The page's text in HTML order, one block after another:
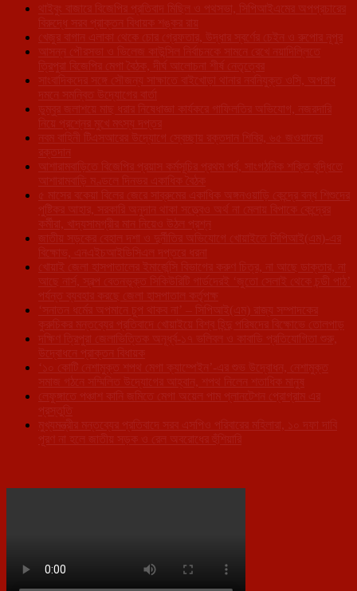
থাইবুং বাজারে বিজেপির প্রতিবাদ মিছিল ও পথসভা, সিপিআইএমের অপপ্রচারের
বিরুদ্ধে সরব প্রাক্তন বিধায়ক শঙ্কর রায়
খেজুর বাগান এলাকা থেকে চোর গ্রেফতার, উদ্ধার স্বর্ণের চেইন ও রুপোর নূপুর
আসন্ন পৌরসভা ও ভিলেজ কাউন্সিল নির্বাচনকে সামনে রেখে নয়াদিল্লিতে
ত্রিপুরা বিজেপির মেগা বৈঠক, দীর্ঘ আলোচনা শীর্ষ নেতৃত্বের
সাংবাদিকদের সঙ্গে সৌজন্য সাক্ষাতে বাইখোড়া থানার নবনিযুক্ত ওসি, অপরাধ
দমনে সমন্বিত উদ্যোগের বার্তা
ডুম্বুর জলাশয়ে মাছ ধরার নিষেধাজ্ঞা কার্যকরে গাফিলতির অভিযোগ, নজরদারি
নিয়ে প্রশ্নের মুখে মৎস্য দপ্তর
নবম বাহিনী টিএসআরের উদ্যোগে স্বেচ্ছায় রক্তদান শিবির, ৬৫ জওয়ানের
রক্তদান
আশারামবাড়িতে বিজেপির প্রয়াস কর্মসূচির প্রথম পর্ব, সাংগঠনিক শক্তি বৃদ্ধিতে
আশারামবাড়ি মণ্ডলে দিনভর একাধিক বৈঠক
৫ মাসের বকেয়া বিলের জেরে সাব্রুমের একাধিক অঙ্গনওয়াড়ি কেন্দ্রে বন্ধ শিশুদের
পুষ্টিকর আহার, সরকারি অনুদান থাকা সত্ত্বেও অর্থ না মেলায় বিপাকে কেন্দ্রের
কর্মীরা, খাদ্যসামগ্রীর মান নিয়েও উঠল প্রশ্ন
জাতীয় সড়কের বেহাল দশা ও দুর্নীতির অভিযোগে খোয়াইতে সিপিআই(এম)-এর
বিক্ষোভ, এনএইচআইডিসিএল দপ্তরে ধরনা
খোয়াই জেলা হাসপাতালের ইমার্জেন্সি বিভাগের করুণ চিত্র, না আছে ডাক্তার, না
আছে নার্স, স্বল্প বেতনভূক্ত সিকিউরিটি গার্ডদেরই ‘জুতো সেলাই থেকে চন্ডী পাঠ’
পর্যন্ত ব্যবহার করছে জেলা হাসপাতাল কর্তৃপক্ষ
‘সনাতন ধর্মের অপমানে চুপ থাকব না’ – সিপিআই(এম) রাজ্য সম্পাদকের
কুরুচিকর মন্তব্যের প্রতিবাদে খোয়াইয়ে বিশ্ব হিন্দু পরিষদের বিক্ষোভে তোলপাড়
দক্ষিণ ত্রিপুরা জেলাভিত্তিক অনূর্ধ্ব-১৭ ভলিবল ও কাবাডি প্রতিযোগিতা শুরু,
উদ্বোধনে প্রাক্তন বিধায়ক
‘১০ কোটি নেশামুক্ত শপথ মেগা ক্যাম্পেইন’-এর শুভ উদ্বোধন, নেশামুক্ত
সমাজ গঠনে সম্মিলিত উদ্যোগের আহ্বান, শপথ নিলেন শতাধিক মানুষ
লেফুঙ্গাতে পঞ্চাশ কানি জমিতে মেগা অয়েল পাম প্লানটেশন প্রোগ্রাম এর
প্রস্তুতি
মুখ্যমন্ত্রীর মন্তব্যের প্রতিবাদে সরব এসপিও পরিবারের মহিলারা, ১০ দফা দাবি
পূরণ না হলে জাতীয় সড়ক ও রেল অবরোধের হুঁশিয়ারি